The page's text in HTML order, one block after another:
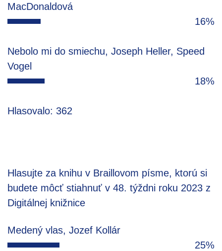
MacDonaldová
16%
Nebolo mi do smiechu, Joseph Heller, Speed
Vogel
18%
Hlasovalo: 362
Hlasujte za knihu v Braillovom písme, ktorú si
budete môcť stiahnuť v 48. týždni roku 2023 z
Digitálnej knižnice
Medený vlas, Jozef Kollár
25%